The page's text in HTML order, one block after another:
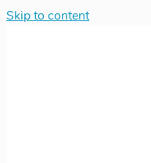
Skip to content